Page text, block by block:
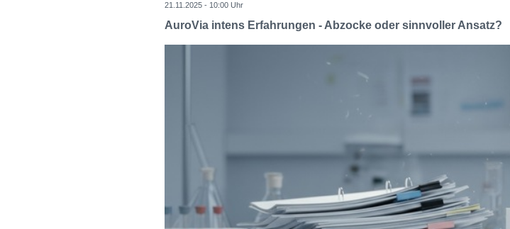
21.11.2025 - 10:00 Uhr
AuroVia intens Erfahrungen - Abzocke oder sinnvoller Ansatz?